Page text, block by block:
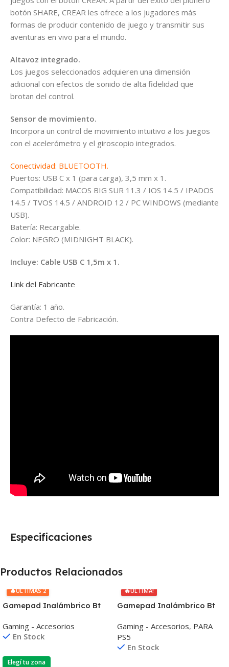
botón SHARE, CREAR les ofrece a los jugadores más
formas de producir contenido de juego y transmitir sus
aventuras en vivo para el mundo.
Altavoz integrado.
Los juegos seleccionados adquieren una dimensión
adicional con efectos de sonido de alta fidelidad que
brotan del control.
Sensor de movimiento.
Incorpora un control de movimiento intuitivo a los juegos
con el acelerómetro y el giroscopio integrados.
Conectividad: BLUETOOTH.
Puertos: USB C x 1 (para carga), 3,5 mm x 1.
Compatibilidad: MACOS BIG SUR 11.3 / IOS 14.5 / IPADOS
14.5 / TVOS 14.5 / ANDROID 12 / PC WINDOWS (mediante
USB).
Batería: Recargable.
Color: NEGRO (MIDNIGHT BLACK).
Incluye: Cable USB C 1,5m x 1.
Link del Fabricante
Garantía: 1 año.
Contra Defecto de Fabricación.
Especificaciones
Productos Relacionados
🔥ÚLTIMAS 2
Gamepad Inalámbrico Bt
Respuesta Háptica
Gaming - Accesorios
En Stock
Elegí tu zona
🔥ÚLTIMA!
Gamepad Inalámbrico Bt
Respuesta Háptica
Gaming - Accesorios, PARA
PS5
En Stock